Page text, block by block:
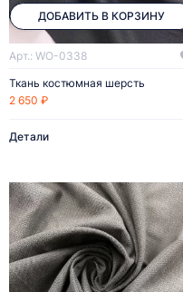
ДОБАВИТЬ В КОРЗИНУ
Арт.: WO-0338
Ткань костюмная шерсть
2 650 ₽
Детали